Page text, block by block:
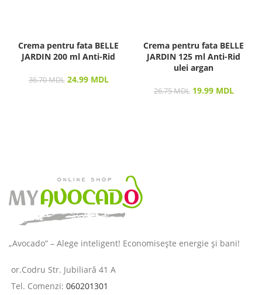
Crema pentru fata BELLE
JARDIN 200 ml Anti-Rid
36.70MDL 24.99 MDL
Crema pentru fata BELLE
JARDIN 125 ml Anti-Rid
ulei argan
26.75MDL 19.99 MDL
„Avocado” – Alege inteligent! Economisește energie și bani!
or.Codru Str. Jubiliară 41 A
Tel. Comenzi: 060201301